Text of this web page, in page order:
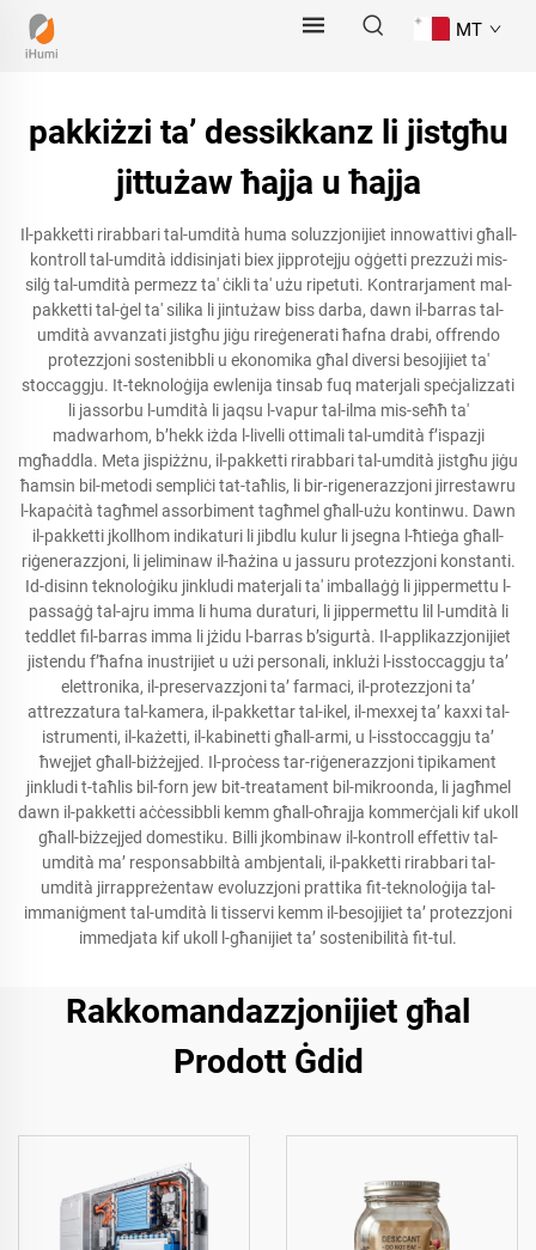
MT
pakkiżzi ta’ dessikkanz li jistgħu
jittużaw ħajja u ħajja
Il-pakketti rirabbari tal-umdità huma soluzzjonijiet innowattivi għall-
kontroll tal-umdità iddisinjati biex jipprotejju oġġetti prezzużi mis-
silġ tal-umdità permezz ta' ċikli ta' użu ripetuti. Kontrarjament mal-
pakketti tal-ġel ta' silika li jintużaw biss darba, dawn il-barras tal-
umdità avvanzati jistgħu jiġu rireġenerati ħafna drabi, offrendo
protezzjoni sostenibbli u ekonomika għal diversi besojijiet ta'
stoccaggju. It-teknoloġija ewlenija tinsab fuq materjali speċjalizzati
li jassorbu l-umdità li jaqsu l-vapur tal-ilma mis-seħħ ta'
madwarhom, b’hekk iżda l-livelli ottimali tal-umdità f’ispazji
mgħaddla. Meta jispiżżnu, il-pakketti rirabbari tal-umdità jistgħu jiġu
ħamsin bil-metodi sempliċi tat-taħlis, li bir-rigenerazzjoni jirrestawru
l-kapaċità tagħmel assorbiment tagħmel għall-użu kontinwu. Dawn
il-pakketti jkollhom indikaturi li jibdlu kulur li jsegna l-ħtieġa għall-
riġenerazzjoni, li jeliminaw il-ħażina u jassuru protezzjoni konstanti.
Id-disinn teknoloġiku jinkludi materjali ta' imballaġġ li jippermettu l-
passaġġ tal-ajru imma li huma duraturi, li jippermettu lil l-umdità li
teddlet fil-barras imma li jżidu l-barras b’sigurtà. Il-applikazzjonijiet
jistendu f’ħafna inustrijiet u użi personali, inklużi l-isstoccaggju ta’
elettronika, il-preservazzjoni ta’ farmaci, il-protezzjoni ta’
attrezzatura tal-kamera, il-pakkettar tal-ikel, il-mexxej ta’ kaxxi tal-
istrumenti, il-każetti, il-kabinetti għall-armi, u l-isstoccaggju ta’
ħwejjet għall-biżżejjed. Il-proċess tar-riġenerazzjoni tipikament
jinkludi t-taħlis bil-forn jew bit-treatament bil-mikroonda, li jagħmel
dawn il-pakketti aċċessibbli kemm għall-oħrajja kommerċjali kif ukoll
għall-biżzejjed domestiku. Billi jkombinaw il-kontroll effettiv tal-
umdità ma’ responsabbiltà ambjentali, il-pakketti rirabbari tal-
umdità jirrappreżentaw evoluzzjoni prattika fit-teknoloġija tal-
immaniġment tal-umdità li tisservi kemm il-besojijiet ta’ protezzjoni
immedjata kif ukoll l-għanijiet ta’ sostenibilità fit-tul.
Rakkomandazzjonijiet għal
Prodott Ġdid